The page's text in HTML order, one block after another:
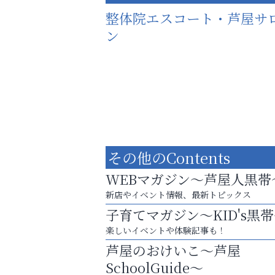
整体院エスコート・芦屋サ
ン
猫背･側弯、背骨の歪みを
整えませんか？
その他のContents
WEBマガジン～芦屋人黒帯
新店やイベント情報、最新トピックス
子育てマガジン～KID's黒
楽しいイベントや体験記事も！
芦屋のおけいこ～芦屋
SchoolGuide～